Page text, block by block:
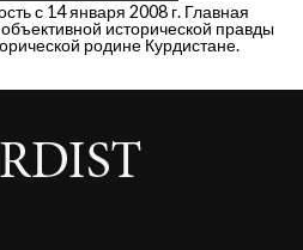
с 14 января 2008 г. Главная
исторической правды
родине Курдистане.